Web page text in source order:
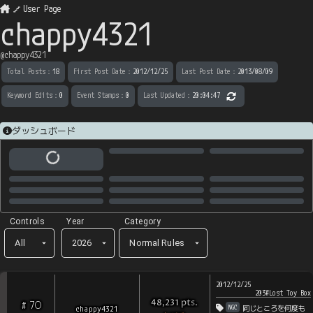
User Page
chappy4321
@chappy4321
Total Posts ： 18 First Post Date ： 2012/12/25 Last Post Date ： 2013/08/09
Keyword Edits ： 0 Event Stamps ： 0 Last Updated ： 20:04:47
ダッシュボード
Controls
All
Year
2026
Category
Normal Rules
# 70 chappy4321 48,231 pts.
2012/12/25
203#Lost Toy Box
NGC
同じところを何度も